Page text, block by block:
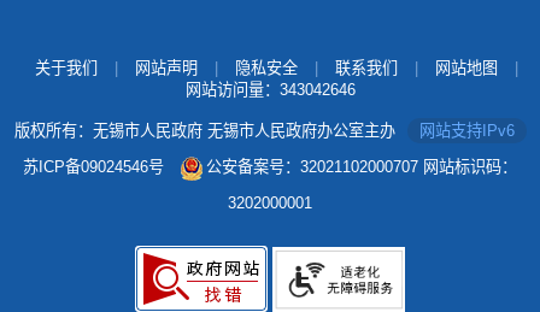
关于我们 网站声明 隐私安全 联系我们 网站地图
网站访问量： 343042646
版权所有：无锡市人民政府 无锡市人民政府办公室主办
网站支持IPv6
苏ICP备09024546号
公安备案号：32021102000707 网站标识码：
3202000001